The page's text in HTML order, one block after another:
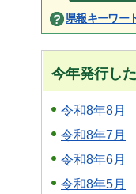
県報キーワー
今年発行し
令和8年8月
令和8年7月
令和8年6月
令和8年5月